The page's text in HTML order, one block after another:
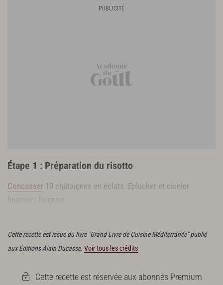
Étape 1 : Préparation du risotto
Concasser 10 châtaignes en éclats. Éplucher et ciseler
Cette recette est issue du livre "Grand Livre de Cuisine Méditerranée" publié
aux Éditions Alain Ducasse. Voir tous les crédits
Cette recette est réservée aux abonnés Premium